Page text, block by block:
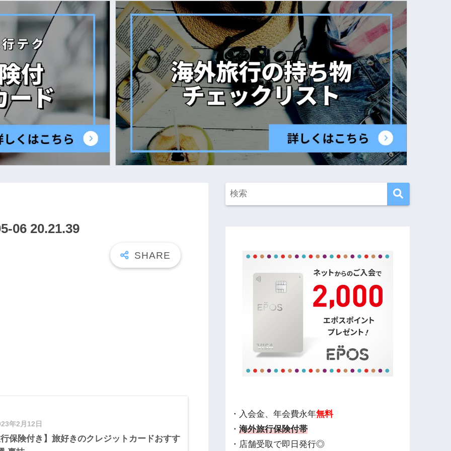
06 20.21.39
年2月12日
保険付き】旅好きのクレジットカードおすす
・入会金、年会費永年無料
・海外旅行保険付帯
・店舗受取で即日発行◎